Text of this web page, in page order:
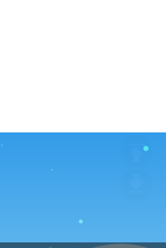
ศ.2569 จำนวน 3 โรง โดยวิธีเฉพาะเจา
2 รายการ โดยวิธีเฉพาะเจาะจง (24 มิ.